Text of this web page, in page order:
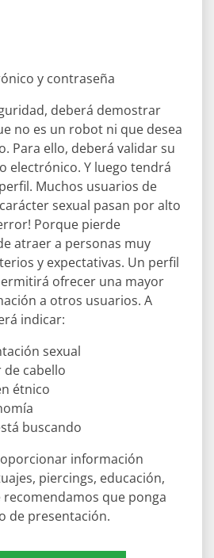
y contraseña
deberá demostrar
no es un robot ni que desea
Para ello, deberá validar su
electrónico. Y luego tendrá
Muchos usuarios de
sexual pasan por alto
Porque pierde
atraer a personas muy
y expectativas. Un perfil
ofrecer una mayor
a otros usuarios. A
indicar:
sexual
cabello
étnico
buscando
información
piercings, educación,
recomendamos que ponga
de presentación.